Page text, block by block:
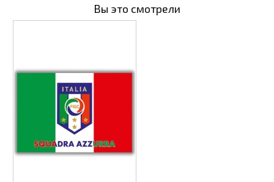
Вы это смотрели